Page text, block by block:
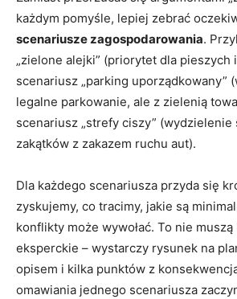
każdym pomyśle, lepiej zebrać
scenariusze zagospodarowania.
„zielone alejki” (priorytet dla pieszych
scenariusz „parking uporządkowany”
legalne parkowanie, ale z zielenią
scenariusz „strefy ciszy” (wydzielenie
zakątków z zakazem ruchu aut).
Dla każdego scenariusza przyda się
zyskujemy, co tracimy, jakie są
konflikty może wywołać. To nie
eksperckie – wystarczy rysunek na
opisem i kilka punktów z
omawiania jednego scenariusza